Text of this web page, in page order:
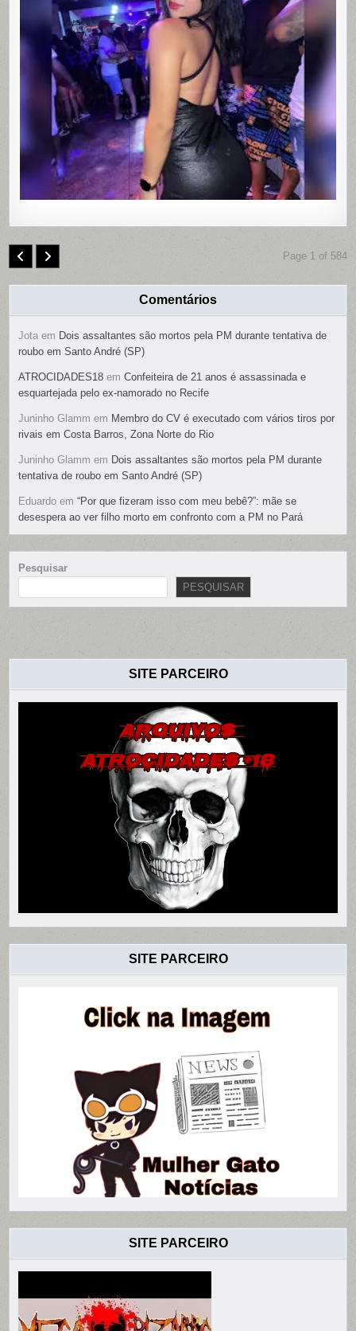
EM
MOTEL
COM
REMOTO
PARTES
É
Page 1 of 584
Comentários
Jota em Dois assaltantes são mortos pela PM durante tentativa de
roubo em Santo André (SP)
ATROCIDADES18 emConfeiteira de 21 anos é assassinada e
esquartejada pelo ex-namorado no Recife
Juninho Glamm em Membro do CV é executado com vários tiros por
rivais em Costa Barros, Zona Norte do Rio
Juninho Glamm em Dois assaltantes são mortos pela PM durante
tentativa de roubo em Santo André (SP)
Eduardo em“Por que fizeram isso com meu bebê?”: mãe se
desespera ao ver filho morto em confronto com a PM no Pará
Pesquisar
PESQUISAR
SITE PARCEIRO
SITE PARCEIRO
SITE PARCEIRO